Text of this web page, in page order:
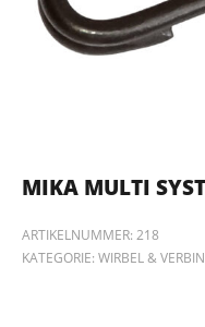
MIKA MULTI
ARTIKELNUMMER: 218
KATEGORIE: WIRBEL &